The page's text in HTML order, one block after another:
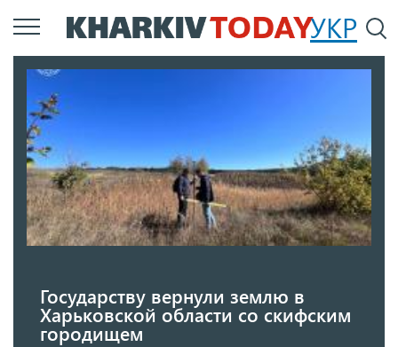
Перейти
к
УКР
Государству вернули землю в
Харьковской области со скифским
городищем